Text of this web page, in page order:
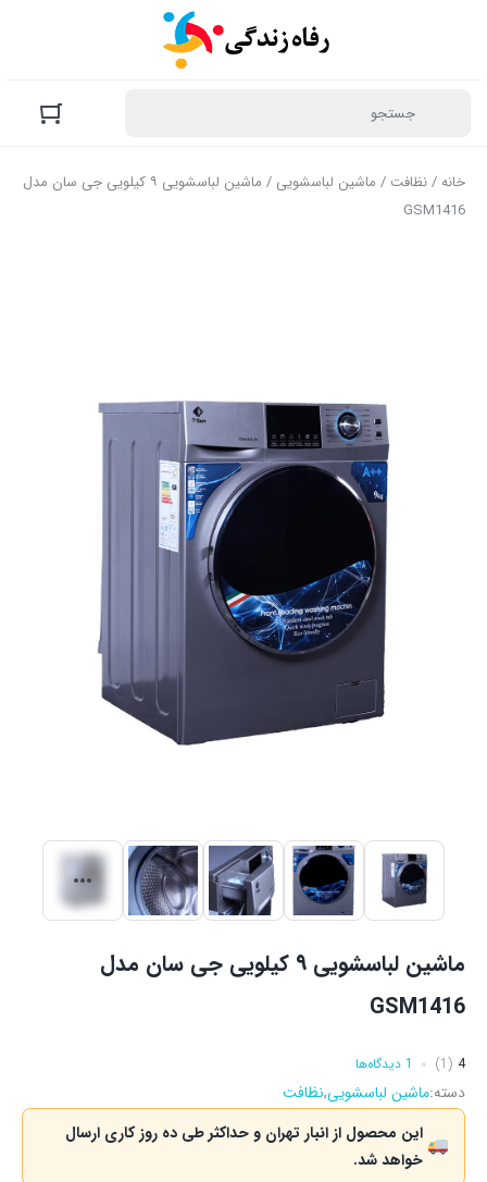
خانه/نظافت / ماشین لباسشویی
/ ماشین لباسشویی ۹ کیلویی جی سان مدل
GSM1416
ماشین لباسشویی ۹ کیلویی جی سان مدل
GSM1416
4
(1) 1 دیدگاه‌ها
دسته:ماشین لباسشویی,نظافت
این محصول از انبار تهران و حداکثر طی ده روز کاری ارسال
خواهد شد.